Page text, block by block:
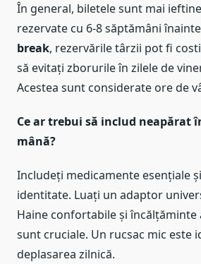
În general, biletele sunt mai
rezervate cu 6-8 săptămâni
break, rezervările târzii pot fi
să evitați zborurile în zilele de
Acestea sunt considerate ore de
Ce ar trebui să includ neapărat
mână?
Includeți medicamente esențiale
identitate. Luați un adaptor
Haine confortabile și încălțăminte
sunt cruciale. Un rucsac mic este
deplasarea zilnică.